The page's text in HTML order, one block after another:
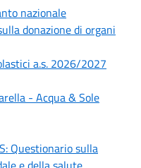
nazionale
donazione di organi
a.s. 2026/2027
- Acqua & Sole
Questionario sulla